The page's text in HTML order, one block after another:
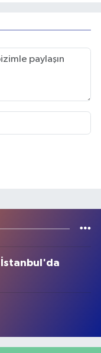
İstanbul'da